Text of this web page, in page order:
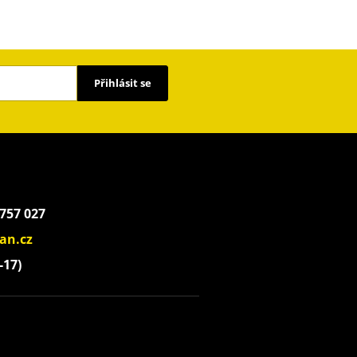
Přihlásit se
027
17)